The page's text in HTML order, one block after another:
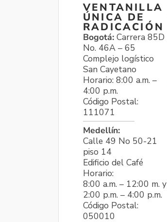
VENTANILLA
ÚNICA DE
RADICACIÓN
Bogotá: Carrera 85D
No. 46A – 65
Complejo logístico
San Cayetano
Horario: 8:00 a.m. –
4:00 p.m.
Código Postal:
111071
Medellín:
Calle 49 No 50-21
piso 14
Edificio del Café
Horario:
8:00 a.m. – 12:00 m. y
2:00 p.m. – 4:00 p.m.
Código Postal:
050010